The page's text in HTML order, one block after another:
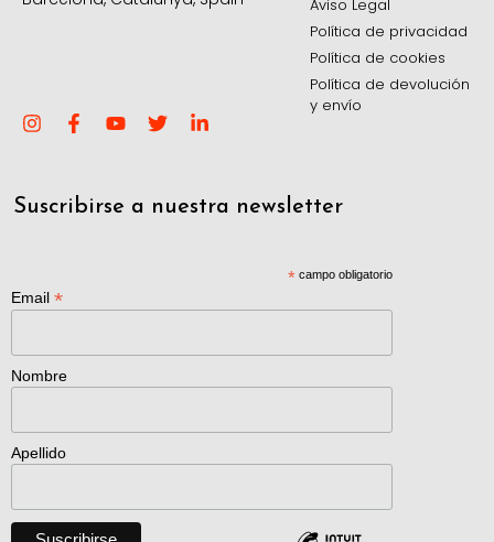
Aviso Legal
Política de privacidad
Política de cookies
Política de devolución
y envío
Suscribirse a nuestra newsletter
*campo obligatorio
Email *
Nombre
Apellido